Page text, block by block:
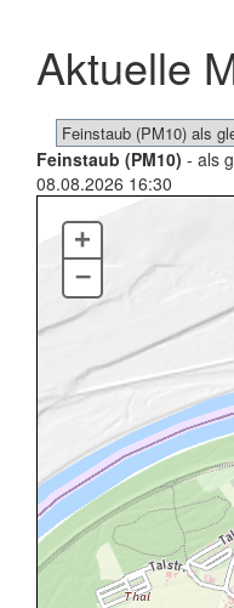
Aktuelle
Feinstaub (PM10) - als
08.08.2026 16:30
+
–